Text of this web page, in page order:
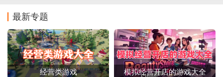
最新专题
经营类游戏 模拟经营开店的游戏大全